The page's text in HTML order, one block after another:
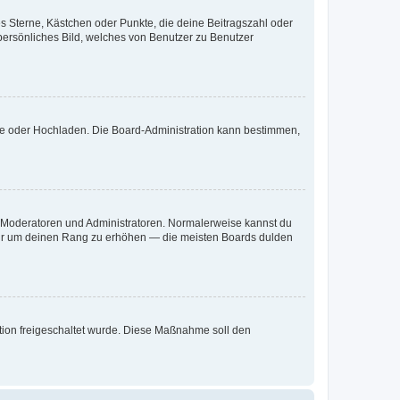
Sterne, Kästchen oder Punkte, die deine Beitragszahl oder
Bild, welches von Benutzer zu Benutzer
Hochladen. Die Board-Administration kann bestimmen,
und Administratoren. Normalerweise kannst du
um deinen Rang zu erhöhen — die meisten Boards dulden
freigeschaltet wurde. Diese Maßnahme soll den